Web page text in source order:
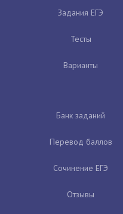
Задания ЕГЭ
Тесты
Варианты
Банк заданий
Перевод баллов
Сочинение ЕГЭ
Отзывы